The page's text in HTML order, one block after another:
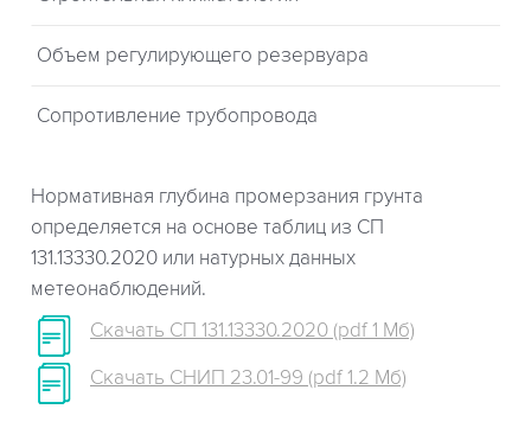
Объем регулирующего резервуара
Сопротивление трубопровода
Нормативная глубина промерзания грунта
определяется на основе таблиц из СП
131.13330.2020 или натурных данных
метеонаблюдений.
Скачать СП 131.13330.2020 (pdf 1 Мб)
Скачать СНИП 23.01-99 (pdf 1.2 Мб)